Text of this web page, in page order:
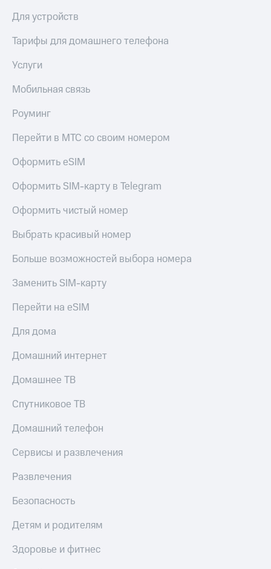
Для устройств
Тарифы для домашнего телефона
Услуги
Мобильная связь
Роуминг
Перейти в МТС со своим номером
Оформить eSIM
Оформить SIM-карту в Telegram
Оформить чистый номер
Выбрать красивый номер
Больше возможностей выбора номера
Заменить SIM-карту
Перейти на eSIM
Для дома
Домашний интернет
Домашнее ТВ
Спутниковое ТВ
Домашний телефон
Сервисы и развлечения
Развлечения
Безопасность
Детям и родителям
Здоровье и фитнес